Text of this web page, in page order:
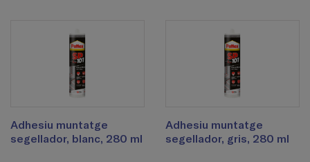
Adhesiu muntatge
segellador, blanc, 280 ml
Adhesiu muntatge
segellador, gris, 280 ml